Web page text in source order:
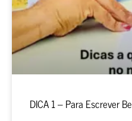
DICA 1 – Para Escrever